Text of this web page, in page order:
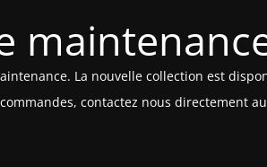
La nouvelle collection est
contactez nous directement